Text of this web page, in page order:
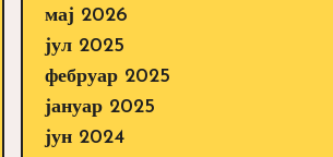
мај 2026
јул 2025
фебруар 2025
јануар 2025
јун 2024